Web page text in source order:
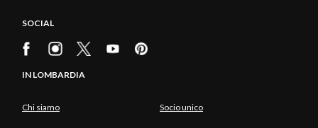
SOCIAL
IN LOMBARDIA
Chi siamo Socio unico